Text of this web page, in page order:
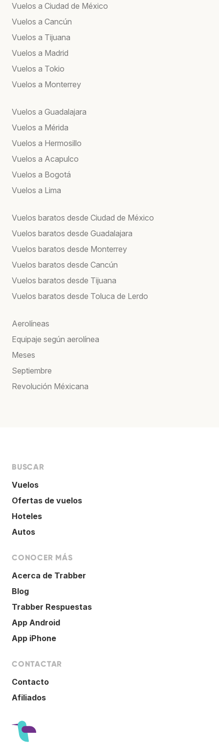
Vuelos a Ciudad de México
Vuelos a Cancún
Vuelos a Tijuana
Vuelos a Madrid
Vuelos a Tokio
Vuelos a Monterrey
Vuelos a Guadalajara
Vuelos a Mérida
Vuelos a Hermosillo
Vuelos a Acapulco
Vuelos a Bogotá
Vuelos a Lima
Vuelos baratos desde Ciudad de México
Vuelos baratos desde Guadalajara
Vuelos baratos desde Monterrey
Vuelos baratos desde Cancún
Vuelos baratos desde Tijuana
Vuelos baratos desde Toluca de Lerdo
Aerolíneas
Equipaje según aerolínea
Meses
Septiembre
Revolución Méxicana
BUSCAR
Vuelos
Ofertas de vuelos
Hoteles
Autos
CONOCER MÁS
Acerca de Trabber
Blog
Trabber Respuestas
App Android
App iPhone
CONTACTAR
Contacto
Afiliados